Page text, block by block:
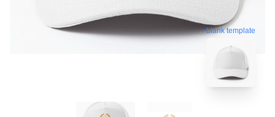
blank template